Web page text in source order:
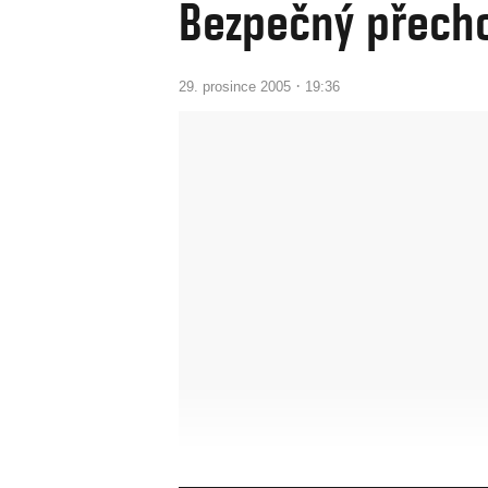
Bezpečný
29. prosince 2005 · 19:36